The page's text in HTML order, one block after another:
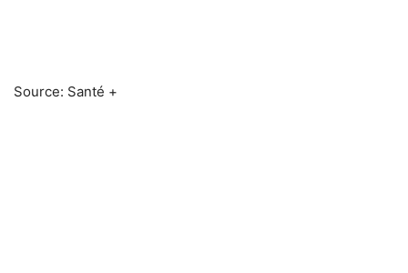
Source: Santé +